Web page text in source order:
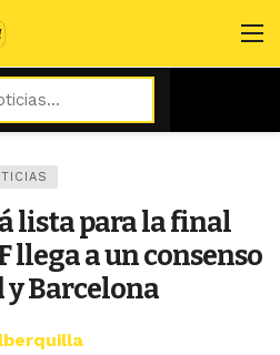
lista para la final
llega a un consenso
y Barcelona